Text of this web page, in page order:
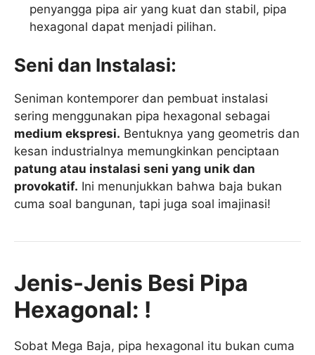
penyangga pipa air yang kuat dan stabil, pipa
hexagonal dapat menjadi pilihan.
Seni dan Instalasi:
Seniman kontemporer dan pembuat instalasi
sering menggunakan pipa hexagonal sebagai
medium ekspresi. Bentuknya yang geometris dan
kesan industrialnya memungkinkan penciptaan
patung atau instalasi seni yang unik dan
provokatif. Ini menunjukkan bahwa baja bukan
cuma soal bangunan, tapi juga soal imajinasi!
Jenis-Jenis Besi Pipa
Hexagonal: !
Sobat Mega Baja, pipa hexagonal itu bukan cuma